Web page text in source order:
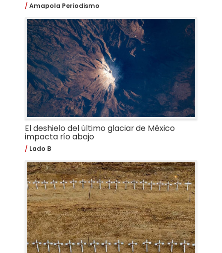
Amapola Periodismo
El deshielo del último glaciar de México
impacta río abajo
Lado B